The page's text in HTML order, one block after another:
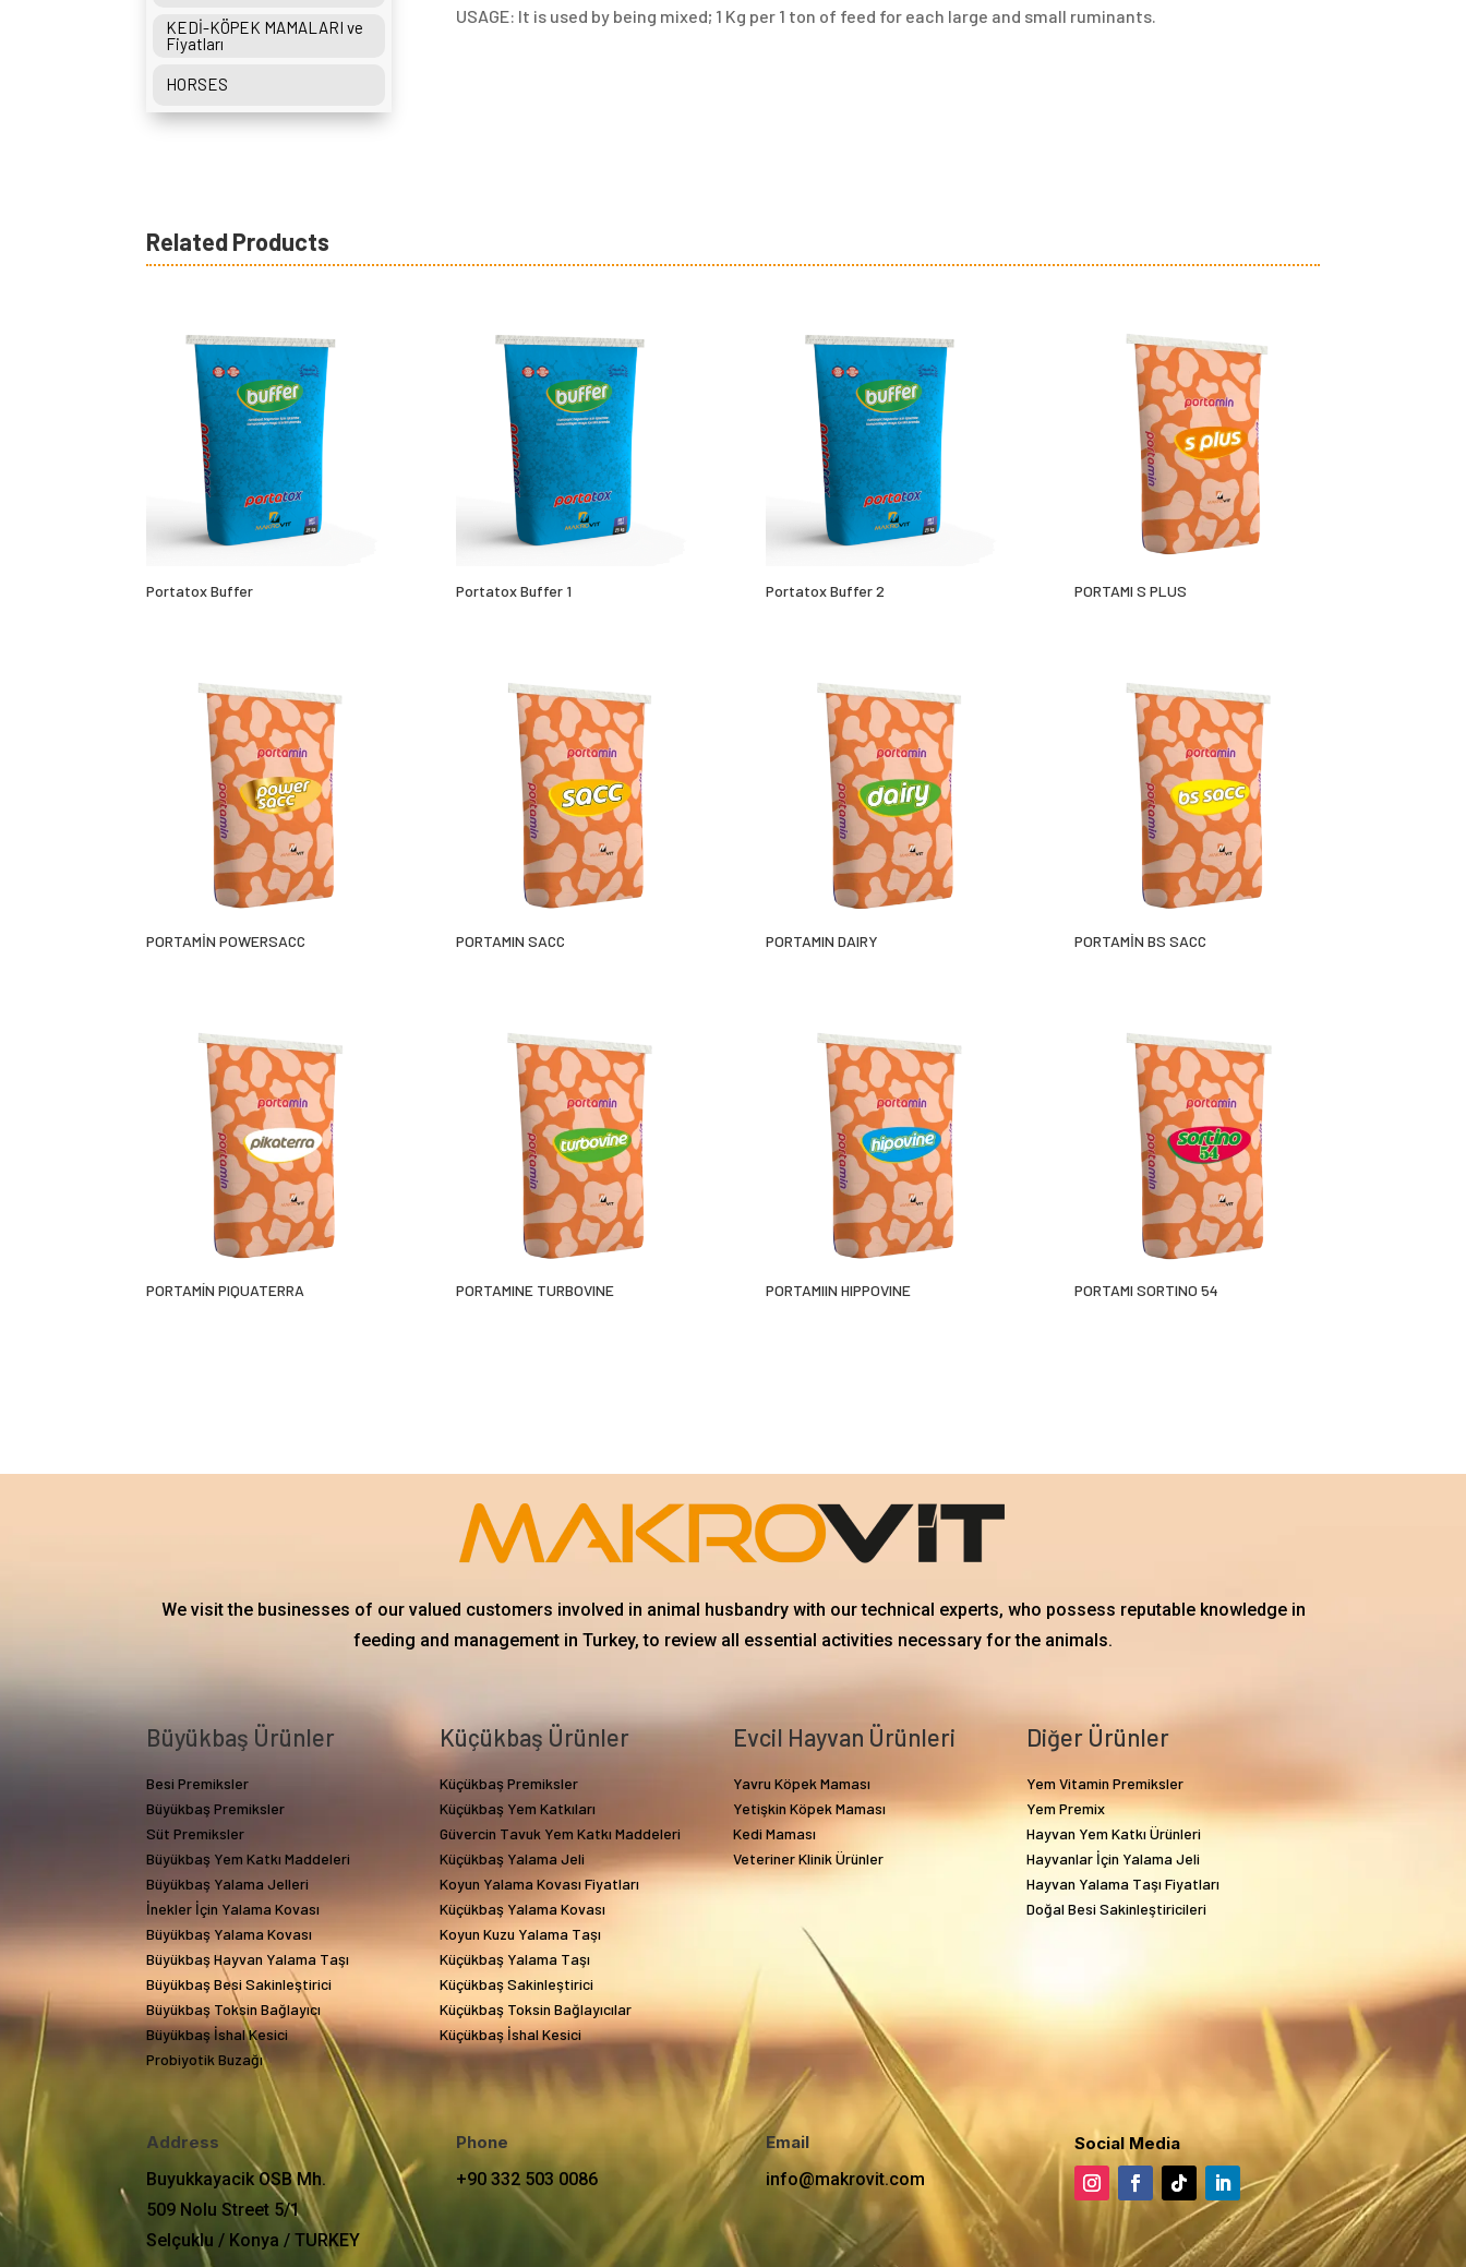
KEDİ-KÖPEK MAMALARI ve
Fiyatları
HORSES
USAGE: It is used by being mixed; 1 Kg per 1 ton of feed for each large and small ruminants.
Related Products
Portatox Buffer Portatox Buffer 1 Portatox Buffer 2 PORTAMI S PLUS
PORTAMİN POWERSACC PORTAMIN SACC PORTAMIN DAIRY PORTAMİN BS SACC
PORTAMÍN PIQUATERRA PORTAMINE TURBOVINE PORTAMIIN HIPPOVINE PORTAMI SORTINO 54
We visit the businesses of our valued customers involved in animal husbandry with our technical experts, who possess reputable knowledge in
feeding and management in Turkey, to review all essential activities necessary for the animals.
Büyükbaş Ürünler
Besi Premiksler
Büyükbaş Premiksler
Süt Premiksler
Büyükbaş Yem Katkı Maddeleri
Büyükbaş Yalama Jelleri
İnekler İçin Yalama Kovası
Büyükbaş Yalama Kovası
Büyükbaş Hayvan Yalama Taşı
Büyükbaş Besi Sakinleştirici
Büyükbaş Toksin Bağlayıcı
Büyükbaş İshal Kesici
Probiyotik Buzağı
Küçükbaş Ürünler
Küçükbaş Premiksler
Küçükbaş Yem Katkıları
Güvercin Tavuk Yem Katkı Maddeleri
Küçükbaş Yalama Jeli
Koyun Yalama Kovası Fiyatları
Küçükbaş Yalama Kovası
Koyun Kuzu Yalama Taşı
Küçükbaş Yalama Taşı
Küçükbaş Sakinleştirici
Küçükbaş Toksin Bağlayıcılar
Küçükbaş İshal Kesici
Evcil Hayvan Ürünleri
Yavru Köpek Maması
Yetişkin Köpek Maması
Kedi Maması
Veteriner Klinik Ürünler
Diğer Ürünler
Yem Vitamin Premiksler
Yem Premix
Hayvan Yem Katkı Ürünleri
Hayvanlar İçin Yalama Jeli
Hayvan Yalama Taşı Fiyatları
Doğal Besi Sakinleştiricileri
Address
Buyukkayacik OSB Mh.
509 Nolu Street 5/1
Selçuklu / Konya / TURKEY
Phone
+90 332 503 0086
Email
info@makrovit.com
Social Media